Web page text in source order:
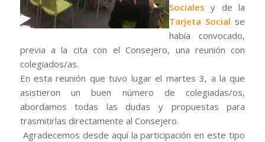
Sociales y de la
Tarjeta Social se
había convocado,
previa a la cita con el Consejero, una reunión con
colegiados/as.
En esta reunión que tuvo lugar el martes 3, a la que
asistieron un buen número de colegiadas/os,
abordamos todas las dudas y propuestas para
trasmitirlas directamente al Consejero.
Agradecemos desde aquí la participación en este tipo